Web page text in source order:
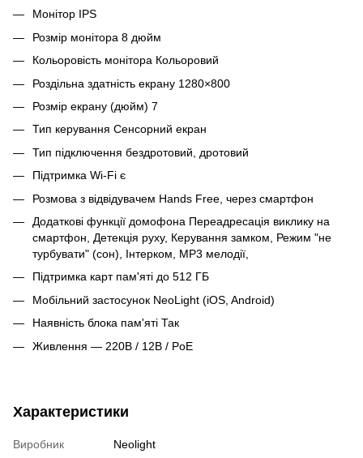
Монітор IPS
Розмір монітора 8 дюйм
Кольоровість монітора Кольоровий
Роздільна здатність екрану 1280×800
Розмір екрану (дюйм) 7
Тип керування Сенсорний екран
Тип підключення бездротовий, дротовий
Підтримка Wi-Fi є
Розмова з відвідувачем Hands Free, через смартфон
Додаткові функції домофона Переадресація виклику на
смартфон, Детекція руху, Керування замком, Режим "не
турбувати" (сон), Інтерком, MP3 мелодії,
Підтримка карт пам'яті до 512 ГБ
Мобільний застосунок NeoLight (iOS, Android)
Наявність блока пам'яті Так
Живлення — 220В / 12В / PoE
Характеристики
Виробник
Neolight